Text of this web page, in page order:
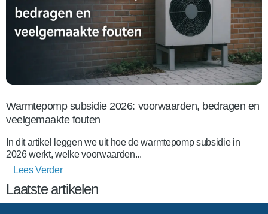
Laatste artikelen
Warmtepomp subsidie 2026: voorwaarden, bedragen en
veelgemaakte fouten
In dit artikel leggen we uit hoe de warmtepomp subsidie in
2026 werkt, welke voorwaarden...
Lees Verder